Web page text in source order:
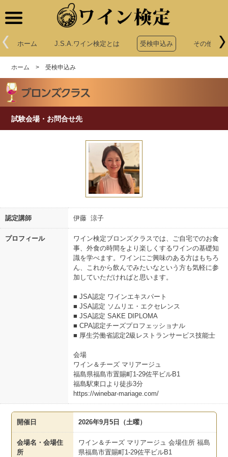
ホーム J.S.A.ワイン検定とは 受検申込み その他申込
ホーム >受検申込み
試験会場・お問合せ先
認定講師 伊藤 涼子
プロフィール
ワイン検定ブロンズクラスでは、ご自宅でのお食
事、外食の時間をより楽しくするワインの基礎知
識を学べます。ワインにご興味のある方はもちろ
ん、これから飲んでみたいなという方も気軽に参
加していただければと思います。
■ JSA認定 ワインエキスパート
■ JSA認定 ソムリエ・エクセレンス
■ JSA認定 SAKE DIPLOMA
■ CPA認定チーズプロフェッショナル
■ 厚生労働省認定2級レストランサービス技能士
会場
ワイン＆チーズ マリアージュ
福島県福島市置賜町1-29佐平ビルB1
福島駅東口より徒歩3分
https://winebar-mariage.com/
開催日 2026年9月5日（土曜）
会場名・会場住
所
ワイン＆チーズ マリアージュ 会場住所 福島
県福島市置賜町1-29佐平ビルB1